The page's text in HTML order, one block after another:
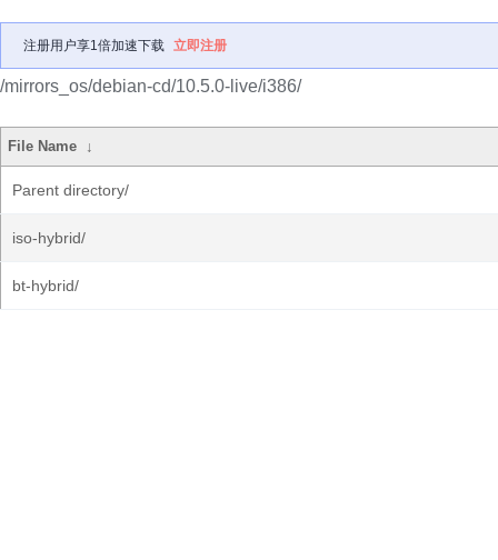
注册用户享1倍加速下载 立即注册
/mirrors_os/debian-cd/10.5.0-live/i386/
File Name ↓
Parent directory/
iso-hybrid/
bt-hybrid/